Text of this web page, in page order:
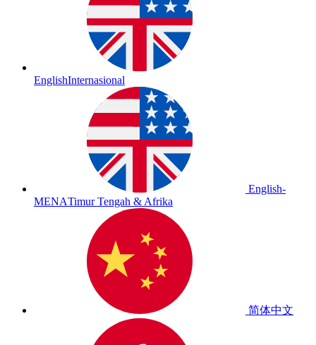
EnglishInternasional
English-
MENATimur Tengah & Afrika
简体中文